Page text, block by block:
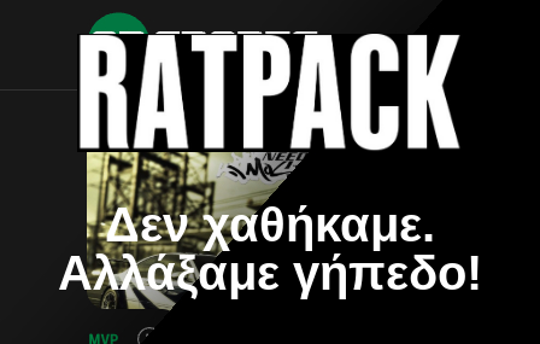
Δεν χαθήκαμε.
Αλλάξαμε γήπεδο!